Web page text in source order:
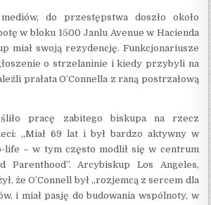
do przestępstwa doszło około
w bloku 1500 Janlu Avenue w Hacienda
miał swoją rezydencję. Funkcjonariusze
o strzelaninie i kiedy przybyli na
prałata O’Connella z raną postrzałową
pracę zabitego biskupa na rzecz
„Miał 69 lat i był bardzo aktywny w
life – w tym często modlił się w centrum
Parenthood”. Arcybiskup Los Angeles,
że O’Connell był „rozjemcą z sercem dla
i miał pasję do budowania wspólnoty, w